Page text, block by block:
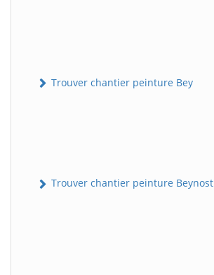
Trouver chantier peinture Bey
Trouver chantier peinture Beynost